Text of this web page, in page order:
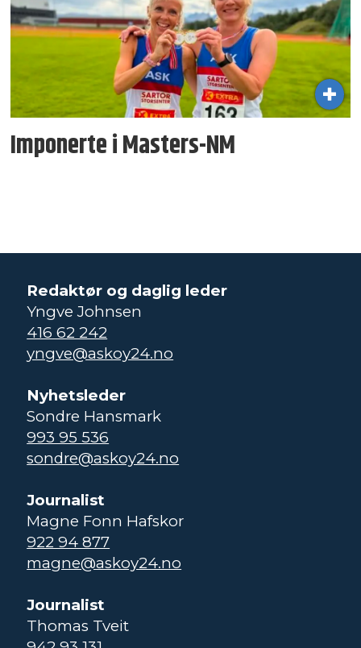
Imponerte i Masters-NM
Redaktør og daglig leder
Yngve Johnsen
416 62 242
yngve@askoy24.no
Nyhetsleder
Sondre Hansmark
993 95 536
sondre@askoy24.no
Journalist
Magne Fonn Hafskor
922 94 877
magne@askoy24.no
Journalist
Thomas Tveit